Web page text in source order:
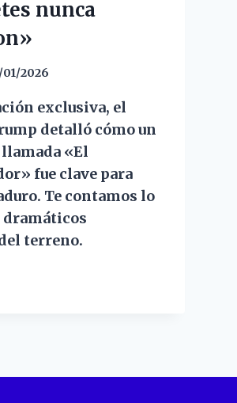
nunca
01/2026
exclusiva, el
detalló cómo un
«El
fue clave para
Te contamos lo
dramáticos
terreno.